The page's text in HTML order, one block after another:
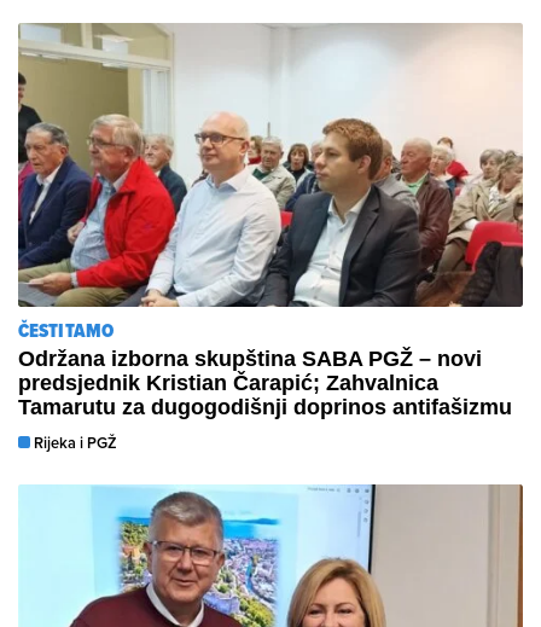
ČESTITAMO
Održana izborna skupština SABA PGŽ – novi
predsjednik Kristian Čarapić; Zahvalnica
Tamarutu za dugogodišnji doprinos antifašizmu
Rijeka i PGŽ